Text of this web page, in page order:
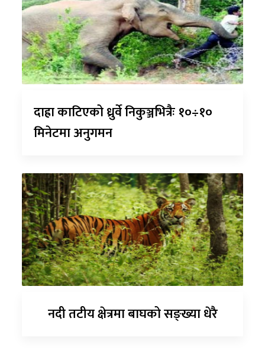
दाह्रा काटिएको ध्रुर्वे निकुञ्जभित्रैः १०÷१०
मिनेटमा अनुगमन
नदी तटीय क्षेत्रमा बाघको सङ्ख्या धेरै